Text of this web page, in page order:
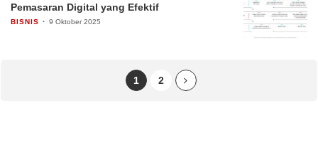
Pemasaran Digital yang Efektif
BISNIS 9 Oktober 2025
1 2